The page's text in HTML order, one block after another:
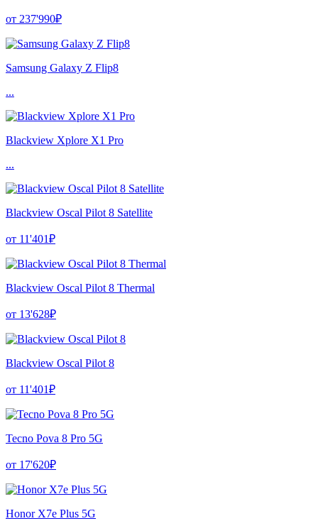
от 237'990₽
Samsung Galaxy Z Flip8
...
Blackview Xplore X1 Pro
...
Blackview Oscal Pilot 8 Satellite
от 11'401₽
Blackview Oscal Pilot 8 Thermal
от 13'628₽
Blackview Oscal Pilot 8
от 11'401₽
Tecno Pova 8 Pro 5G
от 17'620₽
Honor X7e Plus 5G